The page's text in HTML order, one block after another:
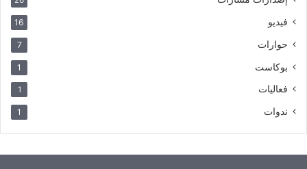
فيديو 16
حوارات 7
بوكاست 1
فعاليات 1
ندوات 1